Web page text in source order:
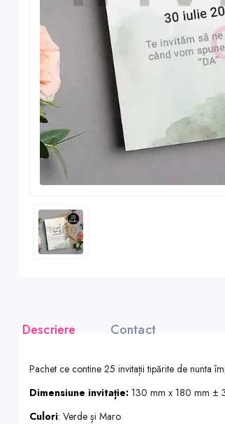
Descriere Contact
Pachet ce contine 25 invitații tipărite de nunta
Dimensiune invitație:130 mm x 180 mm ±
Culori: Verde și Maro